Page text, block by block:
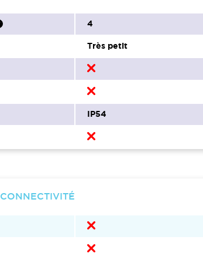
4
Très petit
IP54
CONNECTIVITÉ